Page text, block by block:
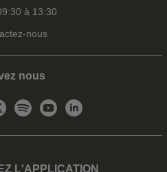
à 13:30
nous
nous
L'APPLICATION